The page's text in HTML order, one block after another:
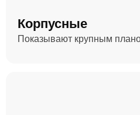
Корпусные
Показывают крупным